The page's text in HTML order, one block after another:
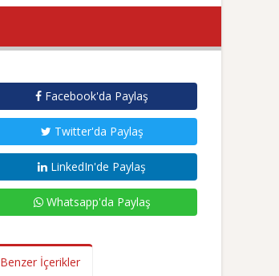
Facebook'da Paylaş
Twitter'da Paylaş
LinkedIn'de Paylaş
Whatsapp'da Paylaş
Benzer İçerikler